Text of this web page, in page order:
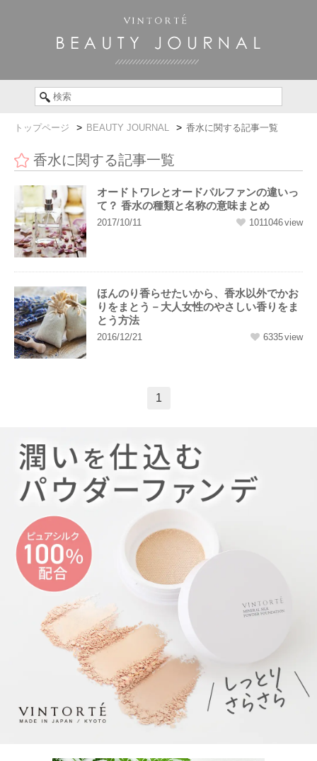
トップページ BEAUTY JOURNAL 香水に関する記事一覧
香水に関する記事一覧
オードトワレとオードパルファンの違いっ
て？ 香水の種類と名称の意味まとめ
2017/10/11 1011046
ほんのり香らせたいから、香水以外でかお
りをまとう－大人女性のやさしい香りをま
とう方法
2016/12/21 6335
1